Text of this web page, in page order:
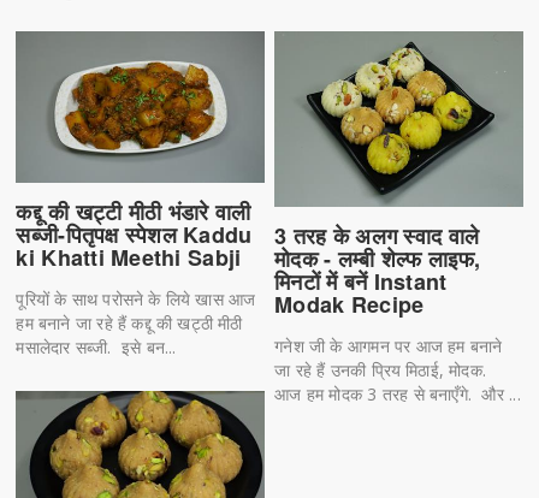
कद्दू की खट्टी मीठी भंडारे वाली
सब्जी-पितृपक्ष स्पेशल Kaddu
ki Khatti Meethi Sabji
पूरियों के साथ परोसने के लिये खास आज
हम बनाने जा रहे हैं कद्दू की खट्ठी मीठी
मसालेदार सब्जी. इसे बन...
3 तरह के अलग स्वाद वाले
मोदक - लम्बी शेल्फ लाइफ,
मिनटों में बनें Instant
Modak Recipe
गनेश जी के आगमन पर आज हम बनाने
जा रहे हैं उनकी प्रिय मिठाई, मोदक.
आज हम मोदक 3 तरह से बनाएँगे. और ...